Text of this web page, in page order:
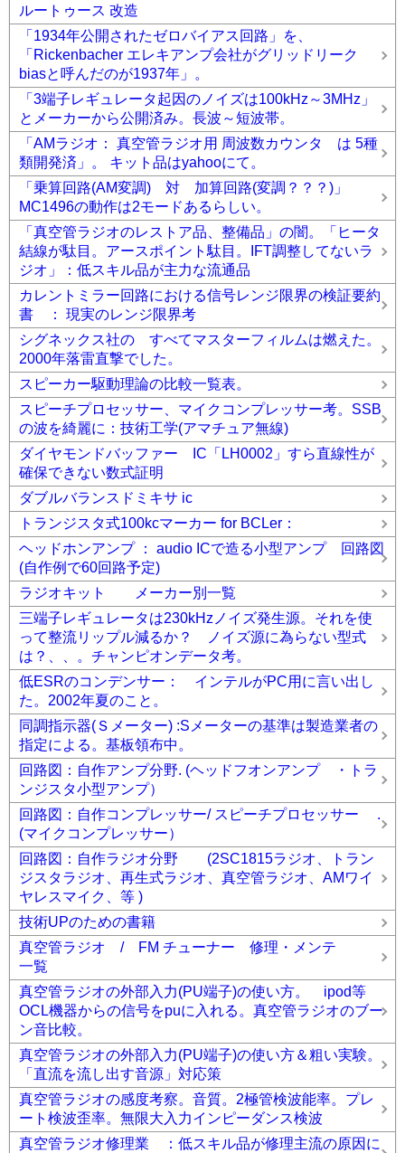
ルートゥース 改造
「1934年公開されたゼロバイアス回路」を、
「Rickenbacher エレキアンプ会社がグリッドリーク
biasと呼んだのが1937年」。
「3端子レギュレータ起因のノイズは100kHz～3MHz」
とメーカーから公開済み。長波～短波帯。
「AMラジオ： 真空管ラジオ用 周波数カウンタ は 5種
類開発済」。 キット品はyahooにて。
「乗算回路(AM変調) 対 加算回路(変調？？？)」
MC1496の動作は2モードあるらしい。
「真空管ラジオのレストア品、整備品」の闇。「ヒータ
結線が駄目。アースポイント駄目。IFT調整してないラ
ジオ」：低スキル品が主力な流通品
カレントミラー回路における信号レンジ限界の検証要約
書 ： 現実のレンジ限界考
シグネックス社の すべてマスターフィルムは燃えた。
2000年落雷直撃でした。
スピーカー駆動理論の比較一覧表。
スピーチプロセッサー、マイクコンプレッサー考。SSB
の波を綺麗に：技術工学(アマチュア無線)
ダイヤモンドバッファー IC「LH0002」すら直線性が
確保できない数式証明
ダブルバランスドミキサ ic
トランジスタ式100kcマーカー for BCLer：
ヘッドホンアンプ ： audio ICで造る小型アンプ 回路図
(自作例で60回路予定)
ラジオキット メーカー別一覧
三端子レギュレータは230kHzノイズ発生源。それを使
って整流リップル減るか？ ノイズ源に為らない型式
は？、、。チャンピオンデータ考。
低ESRのコンデンサー： インテルがPC用に言い出し
た。2002年夏のこと。
同調指示器(Ｓメーター) :Sメーターの基準は製造業者の
指定による。基板領布中。
回路図：自作アンプ分野. (ヘッドフオンアンプ ・トラ
ンジスタ小型アンプ）
回路図：自作コンプレッサー/ スピーチプロセッサー .
(マイクコンプレッサー）
回路図：自作ラジオ分野 (2SC1815ラジオ、トラン
ジスタラジオ、再生式ラジオ、真空管ラジオ、AMワイ
ヤレスマイク、等 )
技術UPのための書籍
真空管ラジオ / FM チューナー 修理・メンテ
一覧
真空管ラジオの外部入力(PU端子)の使い方。 ipod等
OCL機器からの信号をpuに入れる。真空管ラジオのブー
ン音比較。
真空管ラジオの外部入力(PU端子)の使い方＆粗い実験。
「直流を流し出す音源」対応策
真空管ラジオの感度考察。音質。2極管検波能率。プレ
ート検波歪率。無限大入力インピーダンス検波
真空管ラジオ修理業 ：低スキル品が修理主流の原因に